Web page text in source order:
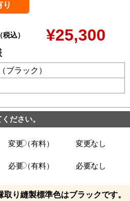
り
税込） ¥25,300
ブラック）
ださい。
変更（有料） 変更なし
必要（有料） 必要なし
り縫製標準色はブラックです。